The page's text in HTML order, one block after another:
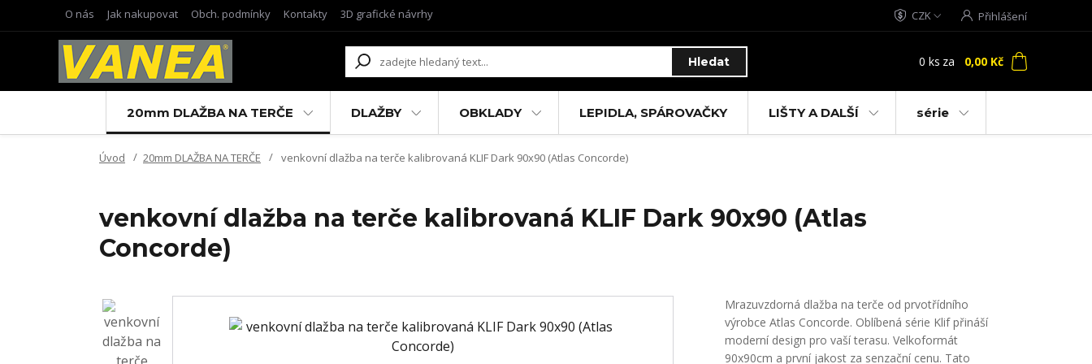
O nás Jak nakupovat Obch. podmínky Kontakty 3D grafické návrhy CZK Přihlášení
Hledat 0 ks za 0,00 Kč
20mm DLAŽBA NA TERČE DLAŽBY OBKLADY LEPIDLA, SPÁROVAČKY LIŠTY A DALŠÍ série
Úvod 20mm DLAŽBA NA TERČE venkovní dlažba na terče kalibrovaná KLIF Dark 90x90 (Atlas Concorde)
venkovní dlažba na terče kalibrovaná KLIF Dark 90x90 (Atlas
Concorde)
Mrazuvzdorná dlažba na terče od prvotřídního
výrobce Atlas Concorde. Oblíbená série Klif přináší
moderní design pro vaší terasu. Velkoformát
90x90cm a první jakost za senzační cenu. Tato